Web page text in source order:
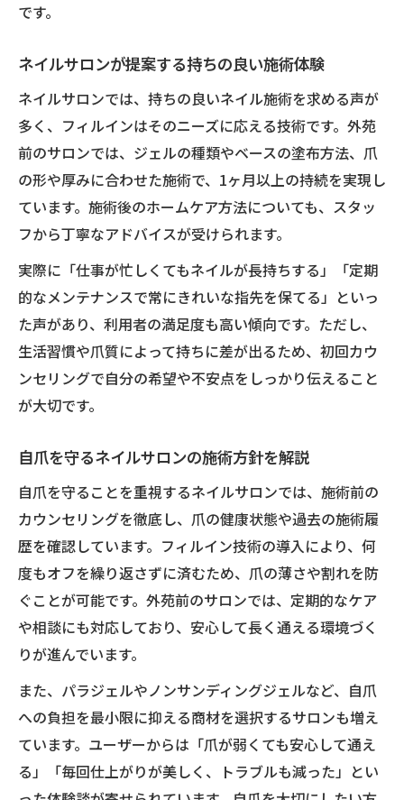
です。
ネイルサロンが提案する持ちの良い施術体験
ネイルサロンでは、持ちの良いネイル施術を求める声が
多く、フィルインはそのニーズに応える技術です。外苑
前のサロンでは、ジェルの種類やベースの塗布方法、爪
の形や厚みに合わせた施術で、1ヶ月以上の持続を実現し
ています。施術後のホームケア方法についても、スタッ
フから丁寧なアドバイスが受けられます。
実際に「仕事が忙しくてもネイルが長持ちする」「定期
的なメンテナンスで常にきれいな指先を保てる」といっ
た声があり、利用者の満足度も高い傾向です。ただし、
生活習慣や爪質によって持ちに差が出るため、初回カウ
ンセリングで自分の希望や不安点をしっかり伝えること
が大切です。
自爪を守るネイルサロンの施術方針を解説
自爪を守ることを重視するネイルサロンでは、施術前の
カウンセリングを徹底し、爪の健康状態や過去の施術履
歴を確認しています。フィルイン技術の導入により、何
度もオフを繰り返さずに済むため、爪の薄さや割れを防
ぐことが可能です。外苑前のサロンでは、定期的なケア
や相談にも対応しており、安心して長く通える環境づく
りが進んでいます。
また、パラジェルやノンサンディングジェルなど、自爪
への負担を最小限に抑える商材を選択するサロンも増え
ています。ユーザーからは「爪が弱くても安心して通え
る」「毎回仕上がりが美しく、トラブルも減った」とい